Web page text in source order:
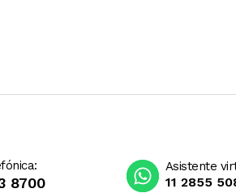
8700
Asistente
11 2855